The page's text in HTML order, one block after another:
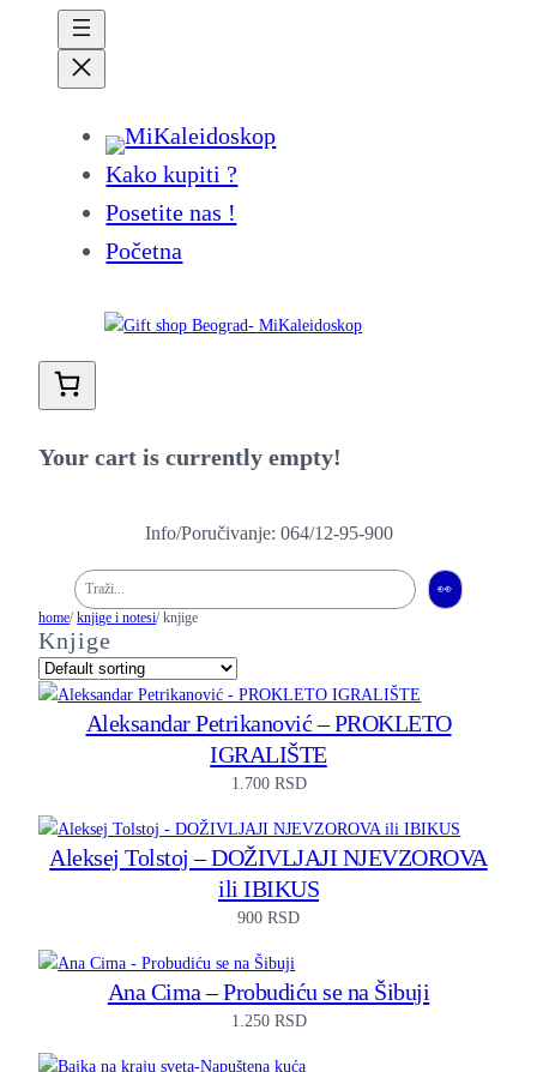
Kako kupiti ?
Posetite nas !
Početna
Your cart is currently empty!
Info/Poručivanje: 064/12-95-900
Pretraga
👀
home/knjige i notesi/ knjige
Knjige
Aleksandar Petrikanović – PROKLETO
IGRALIŠTE
1.700 RSD
Aleksej Tolstoj – DOŽIVLJAJI NJEVZOROVA
ili IBIKUS
900 RSD
Ana Cima – Probudiću se na Šibuji
1.250 RSD